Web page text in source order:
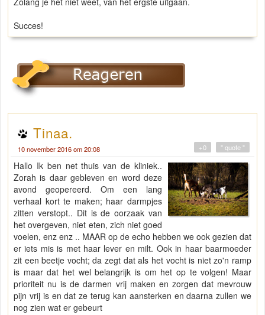
Succes!
Tinaa.
10 november 2016 om 20:08 " quote "
+0
Hallo Ik ben net thuis van de kliniek..
Zorah is daar gebleven en word deze
avond geopereerd. Om een lang
verhaal kort te maken; haar darmpjes
zitten verstopt.. Dit is de oorzaak van
het overgeven, niet eten, zich niet goed
voelen, enz enz .. MAAR op de echo hebben we ook gezien dat
er iets mis is met haar lever en milt. Ook in haar baarmoeder
zit een beetje vocht; da zegt dat als het vocht is niet zo'n ramp
is maar dat het wel belangrijk is om het op te volgen! Maar
prioriteit nu is de darmen vrij maken en zorgen dat mevrouw
pijn vrij is en dat ze terug kan aansterken en daarna zullen we
nog zien wat er gebeurt